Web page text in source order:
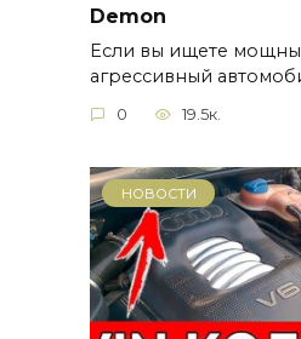
Demon
Если вы ищете
агрессивный
0 19.5к.
НОВОСТИ